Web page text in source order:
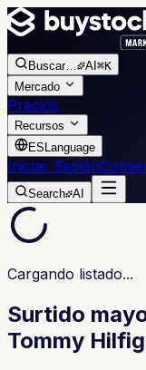
Buscar… AI ⌘K
Mercado
Precios
Recursos
ES Language
Iniciar Sesión
Search AI
Cargando listado...
Surtido
Tommy